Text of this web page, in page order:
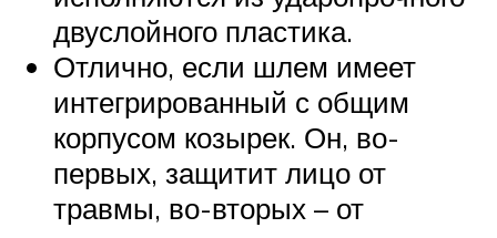
двуслойного пластика.
Отлично, если шлем имеет
интегрированный с общим
корпусом козырек. Он, во-
первых, защитит лицо от
травмы, во-вторых – от